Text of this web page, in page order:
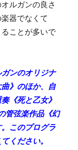
ルガンの良さ
器でなくて
ことが多いで
ンのオリジナ
》のほか、自
《死と乙女》
管弦楽作品《幻
このプログラ
ください。